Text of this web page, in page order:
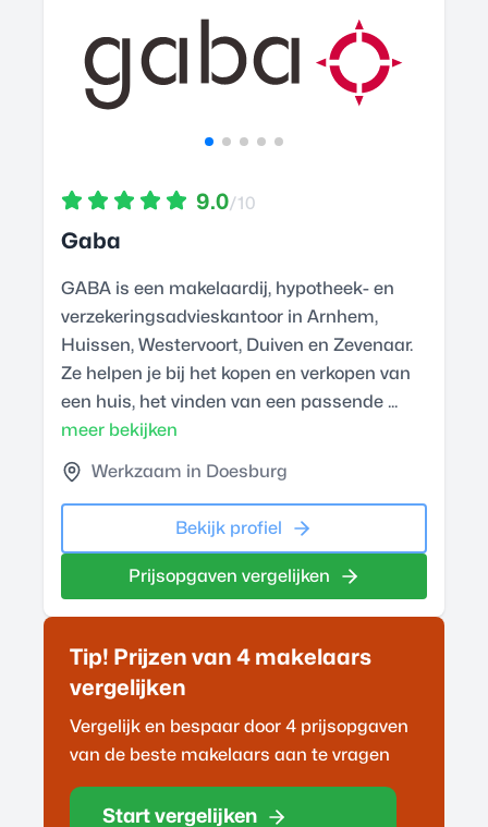
9.0/10
Gaba
GABA is een makelaardij, hypotheek- en
verzekeringsadvieskantoor in Arnhem,
Huissen, Westervoort, Duiven en Zevenaar.
Ze helpen je bij het kopen en verkopen van
een huis, het vinden van een passende ...
meer bekijken
Werkzaam in Doesburg
Bekijk profiel
Prijsopgaven vergelijken
Tip! Prijzen van 4 makelaars
vergelijken
Vergelijk en bespaar door 4 prijsopgaven
van de beste makelaars aan te vragen
Start vergelijken